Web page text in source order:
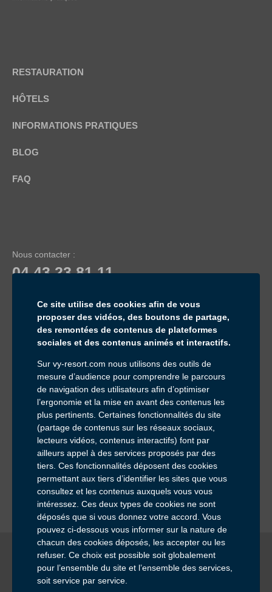
RESTAURATION
HÔTELS
INFORMATIONS PRATIQUES
BLOG
FAQ
Nous contacter :
04 43 23 81 11
Inscrivez-vous à notre newsletter :
Email *
Pour ne rien manquer de nos offres et actualités
Consultation du site internet et RGPD
Mentions Légales
Assurances
Données personnelles
Ce site utilise des cookies afin de vous
proposer des vidéos, des boutons de partage,
des remontées de contenus de plateformes
sociales et des contenus animés et interactifs.
Sur vy-resort.com nous utilisons des outils de
mesure d’audience pour comprendre le parcours
de navigation des utilisateurs afin d’optimiser
l’ergonomie et la mise en avant des contenus les
plus pertinents. Certaines fonctionnalités du site
(partage de contenus sur les réseaux sociaux,
lecteurs vidéos, contenus interactifs) font par
ailleurs appel à des services proposés par des
tiers. Ces fonctionnalités déposent des cookies
permettant aux tiers d’identifier les sites que vous
consultez et les contenus auxquels vous vous
intéressez. Ces deux types de cookies ne sont
déposés que si vous donnez votre accord. Vous
pouvez ci-dessous vous informer sur la nature de
chacun des cookies déposés, les accepter ou les
refuser. Ce choix est possible soit globalement
pour l’ensemble du site et l’ensemble des services,
soit service par service.